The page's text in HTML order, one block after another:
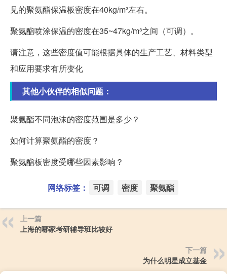
见的聚氨酯保温板密度在40kg/m³左右。
聚氨酯喷涂保温的密度在35~47kg/m³之间（可调）。
请注意，这些密度值可能根据具体的生产工艺、材料类型
和应用要求有所变化
其他小伙伴的相似问题：
聚氨酯不同泡沫的密度范围是多少？
如何计算聚氨酯的密度？
聚氨酯板密度受哪些因素影响？
网络标签： 可调 密度 聚氨酯
上一篇
上海的哪家考研辅导班比较好
下一篇
为什么明星成立基金